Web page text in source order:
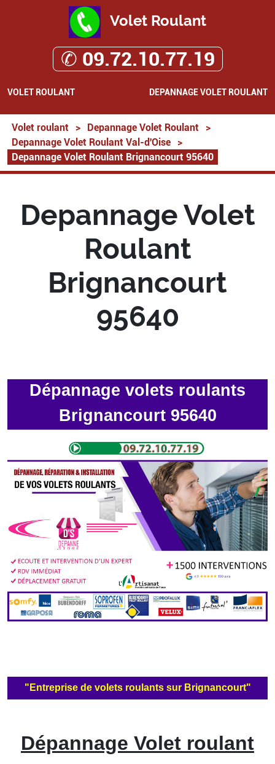
Volet Roulant
✆ 09.72.10.77.19
VOLET ROULANT DEPANNAGE VOLET ROULANT
Volet roulant > Depannage Volet Roulant
>
Depannage Volet Roulant Val-d'Oise
>
Depannage Volet Roulant Brignancourt 95640
Depannage Volet
Roulant
Brignancourt
95640
Dépannage volets roulants
Brignancourt 95640
"Entreprise de volets roulants sur Brignancourt"
Dépannage Volet roulant